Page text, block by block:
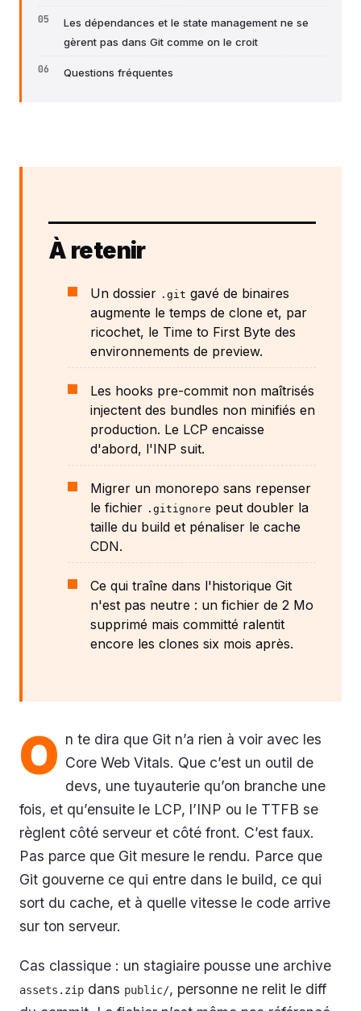
Les dépendances et le state management ne se
gèrent pas dans Git comme on le croit
Questions fréquentes
À retenir
Un dossier .git gavé de binaires
augmente le temps de clone et, par
ricochet, le Time to First Byte des
environnements de preview.
Les hooks pre-commit non maîtrisés
injectent des bundles non minifiés en
production. Le LCP encaisse
d'abord, l'INP suit.
Migrer un monorepo sans repenser
le fichier .gitignore peut doubler la
taille du build et pénaliser le cache
CDN.
Ce qui traîne dans l'historique Git
n'est pas neutre : un fichier de 2 Mo
supprimé mais committé ralentit
encore les clones six mois après.
O n te dira que Git n’a rien à voir avec les
Core Web Vitals. Que c’est un outil de
devs, une tuyauterie qu’on branche une
fois, et qu’ensuite le LCP, l’INP ou le TTFB se
règlent côté serveur et côté front. C’est faux.
Pas parce que Git mesure le rendu. Parce que
Git gouverne ce qui entre dans le build, ce qui
sort du cache, et à quelle vitesse le code arrive
sur ton serveur.
Cas classique : un stagiaire pousse une archive
assets.zip dans public/, personne ne relit le diff